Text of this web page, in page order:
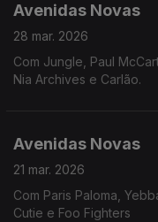
Avenidas Novas
28 mar. 2026
Com Jungle, Paul
Nia Archives e Carlão.
Avenidas Novas
21 mar. 2026
Com Paris Paloma,
Cutie e Foo Fighters